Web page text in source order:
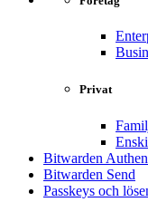
Privat
Bitwarden
Bitwarden Send
Passkeys och